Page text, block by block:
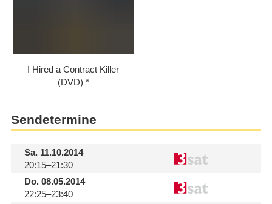
I Hired a Contract Killer
(DVD)
Sendetermine
Sa.11.10.2014
20:15–21:30
Do.08.05.2014
22:25–23:40